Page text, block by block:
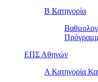
Β Κατηγορία
ΕΠΣ Αθηνών
Α Κατηγορία